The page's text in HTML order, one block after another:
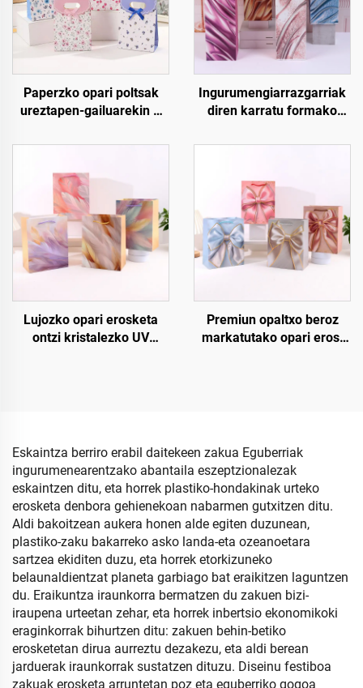
Paperzko opari poltsak
ureztapen-gailuarekin –
eta guztiz pertsonaliza
Ingurumengiarrazgarriak
diren karratu formako
paperzko ardo eta botila
Lujozko opari erosketa
ontzi kristalezko UV
Premiun opaltxo beroz
markatutako opari erosi
Eskaintza berriro erabil daitekeen zakua Eguberriak
ingurumenearentzako abantaila eszeptzionalezak
eskaintzen ditu, eta horrek plastiko-hondakinak urteko
erosketa denbora gehienekoan nabarmen gutxitzen ditu.
Aldi bakoitzean aukera honen alde egiten duzunean,
plastiko-zaku bakarreko asko landa-eta ozeanoetara
sartzea ekiditen duzu, eta horrek etorkizuneko
belaunaldientzat planeta garbiago bat eraikitzen laguntzen
du. Eraikuntza iraunkorra bermatzen du zakuen bizi-
iraupena urteetan zehar, eta horrek inbertsio ekonomikoki
eraginkorrak bihurtzen ditu: zakuen behin-betiko
erosketetan dirua aurreztu dezakezu, eta aldi berean
jarduerak iraunkorrak sustatzen dituzu. Diseinu festiboa
zakuak erosketa arruntetan poz eta eguberriko gogoa